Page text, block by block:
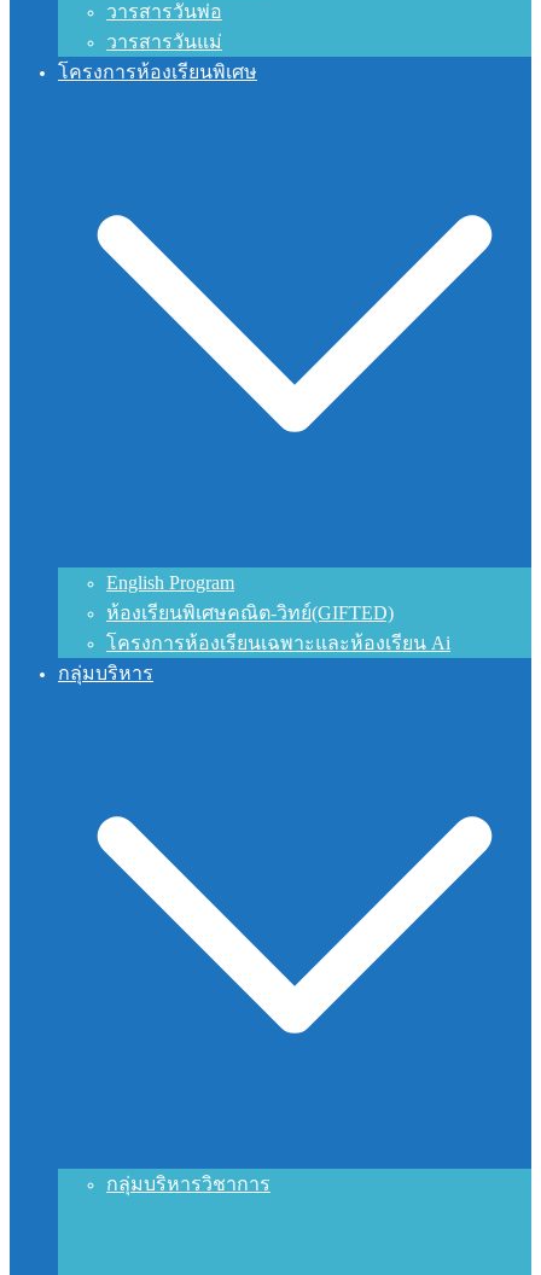
วารสารวันพ่อ
วารสารวันแม่
โครงการห้องเรียนพิเศษ
English Program
ห้องเรียนพิเศษคณิต-วิทย์(GIFTED)
โครงการห้องเรียนเฉพาะและห้องเรียน Ai
กลุ่มบริหาร
กลุ่มบริหารวิชาการ